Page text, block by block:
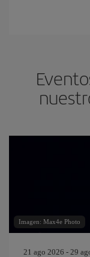
Imagen: Max4e Photo
21 ago 2026 - 29